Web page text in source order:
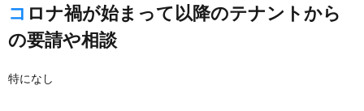
コロナ禍が始まって以降のテナントから
の要請や相談
特になし